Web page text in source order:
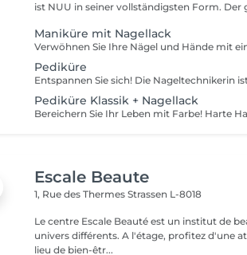
ist NUU in seiner vollständigsten Form. Der
Maniküre mit Nagellack
Pediküre
Pediküre Klassik + Nagellack
Escale Beaute
1, Rue des ThermesStrassen L-8018
Le centre Escale Beauté est un institut de
univers différents. A l'étage, profitez d'une atmosphère relaxante,
lieu de bien-êtr...